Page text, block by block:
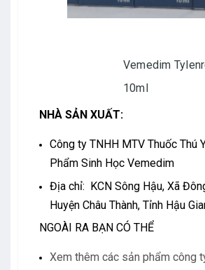
Vemedim
10ml
NHÀ SẢN XUẤT:
Công ty TNHH MTV Thuốc Thú
Phẩm Sinh Học Vemedim
Địa chỉ: KCN Sông Hậu, Xã
Huyện Châu Thành, Tỉnh Hậu
NGOÀI RA BẠN CÓ THỂ
Xem thêm các sản phẩm công